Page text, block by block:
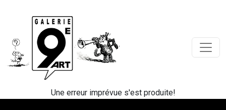
Une erreur imprévue s'est produite!